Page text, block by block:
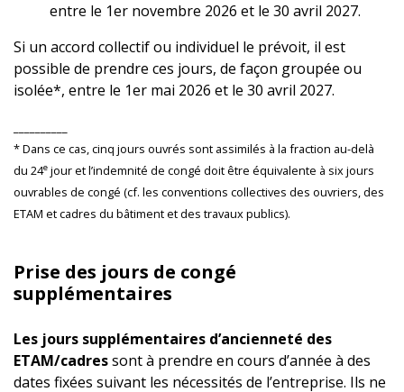
entre le 1er novembre 2026 et le 30 avril 2027.
Si un accord collectif ou individuel le prévoit, il est
possible de prendre ces jours, de façon groupée ou
isolée*, entre le 1er mai 2026 et le 30 avril 2027.
* Dans ce cas, cinq jours ouvrés sont assimilés à la fraction au-delà
du 24e jour et l’indemnité de congé doit être équivalente à six jours
ouvrables de congé (cf. les conventions collectives des ouvriers, des
ETAM et cadres du bâtiment et des travaux publics).
Prise des jours de congé
supplémentaires
Les jours supplémentaires d’ancienneté des
ETAM/cadressont à prendre en cours d’année à des
dates fixées suivant les nécessités de l’entreprise. Ils ne